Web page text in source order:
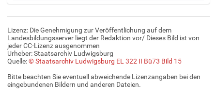
i
l
n
v
o
l
l
Lizenz: Die Genehmigung zur Veröffentlichung auf dem
Landesbildungsserver liegt der Redaktion vor/ Dieses Bild ist von
jeder CC-Lizenz ausgenommen
Urheber: Staatsarchiv Ludwigsburg
Quelle:© Staatsarchiv Ludwigsburg EL 322 II Bü73 Bild 15
Bitte beachten Sie eventuell abweichende Lizenzangaben bei den
eingebundenen Bildern und anderen Dateien.